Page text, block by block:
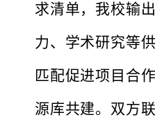
求清单，我校输
力、学术研究等
匹配促进项目合
源库共建。双方